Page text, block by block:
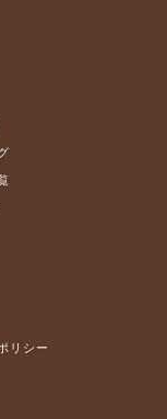
リシー